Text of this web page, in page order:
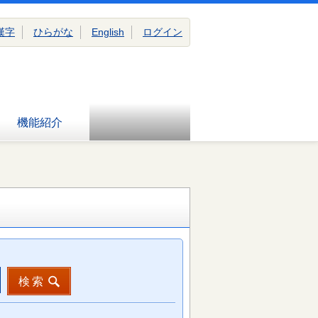
機能紹介
字 ひらがな English ログイン
検索